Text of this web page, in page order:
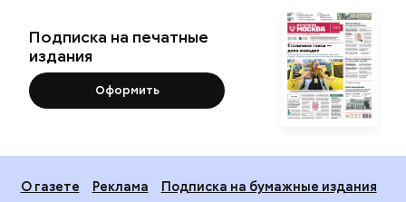
Подписка на печатные
издания
Оформить
О газете Реклама
Подписка на бумажные издания